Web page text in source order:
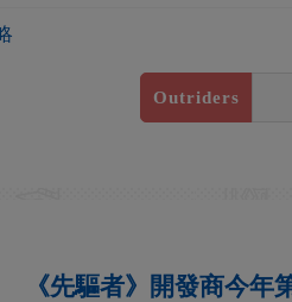
Outriders
《先驅者》開發商今年